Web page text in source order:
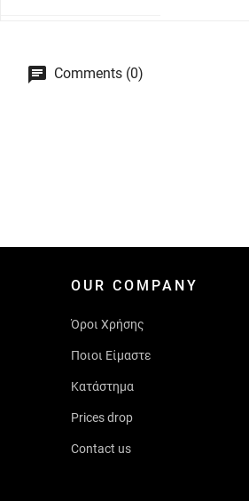
Comments (0)
OUR COMPANY
Όροι Χρήσης
Ποιοι Είμαστε
Κατάστημα
Prices drop
Contact us